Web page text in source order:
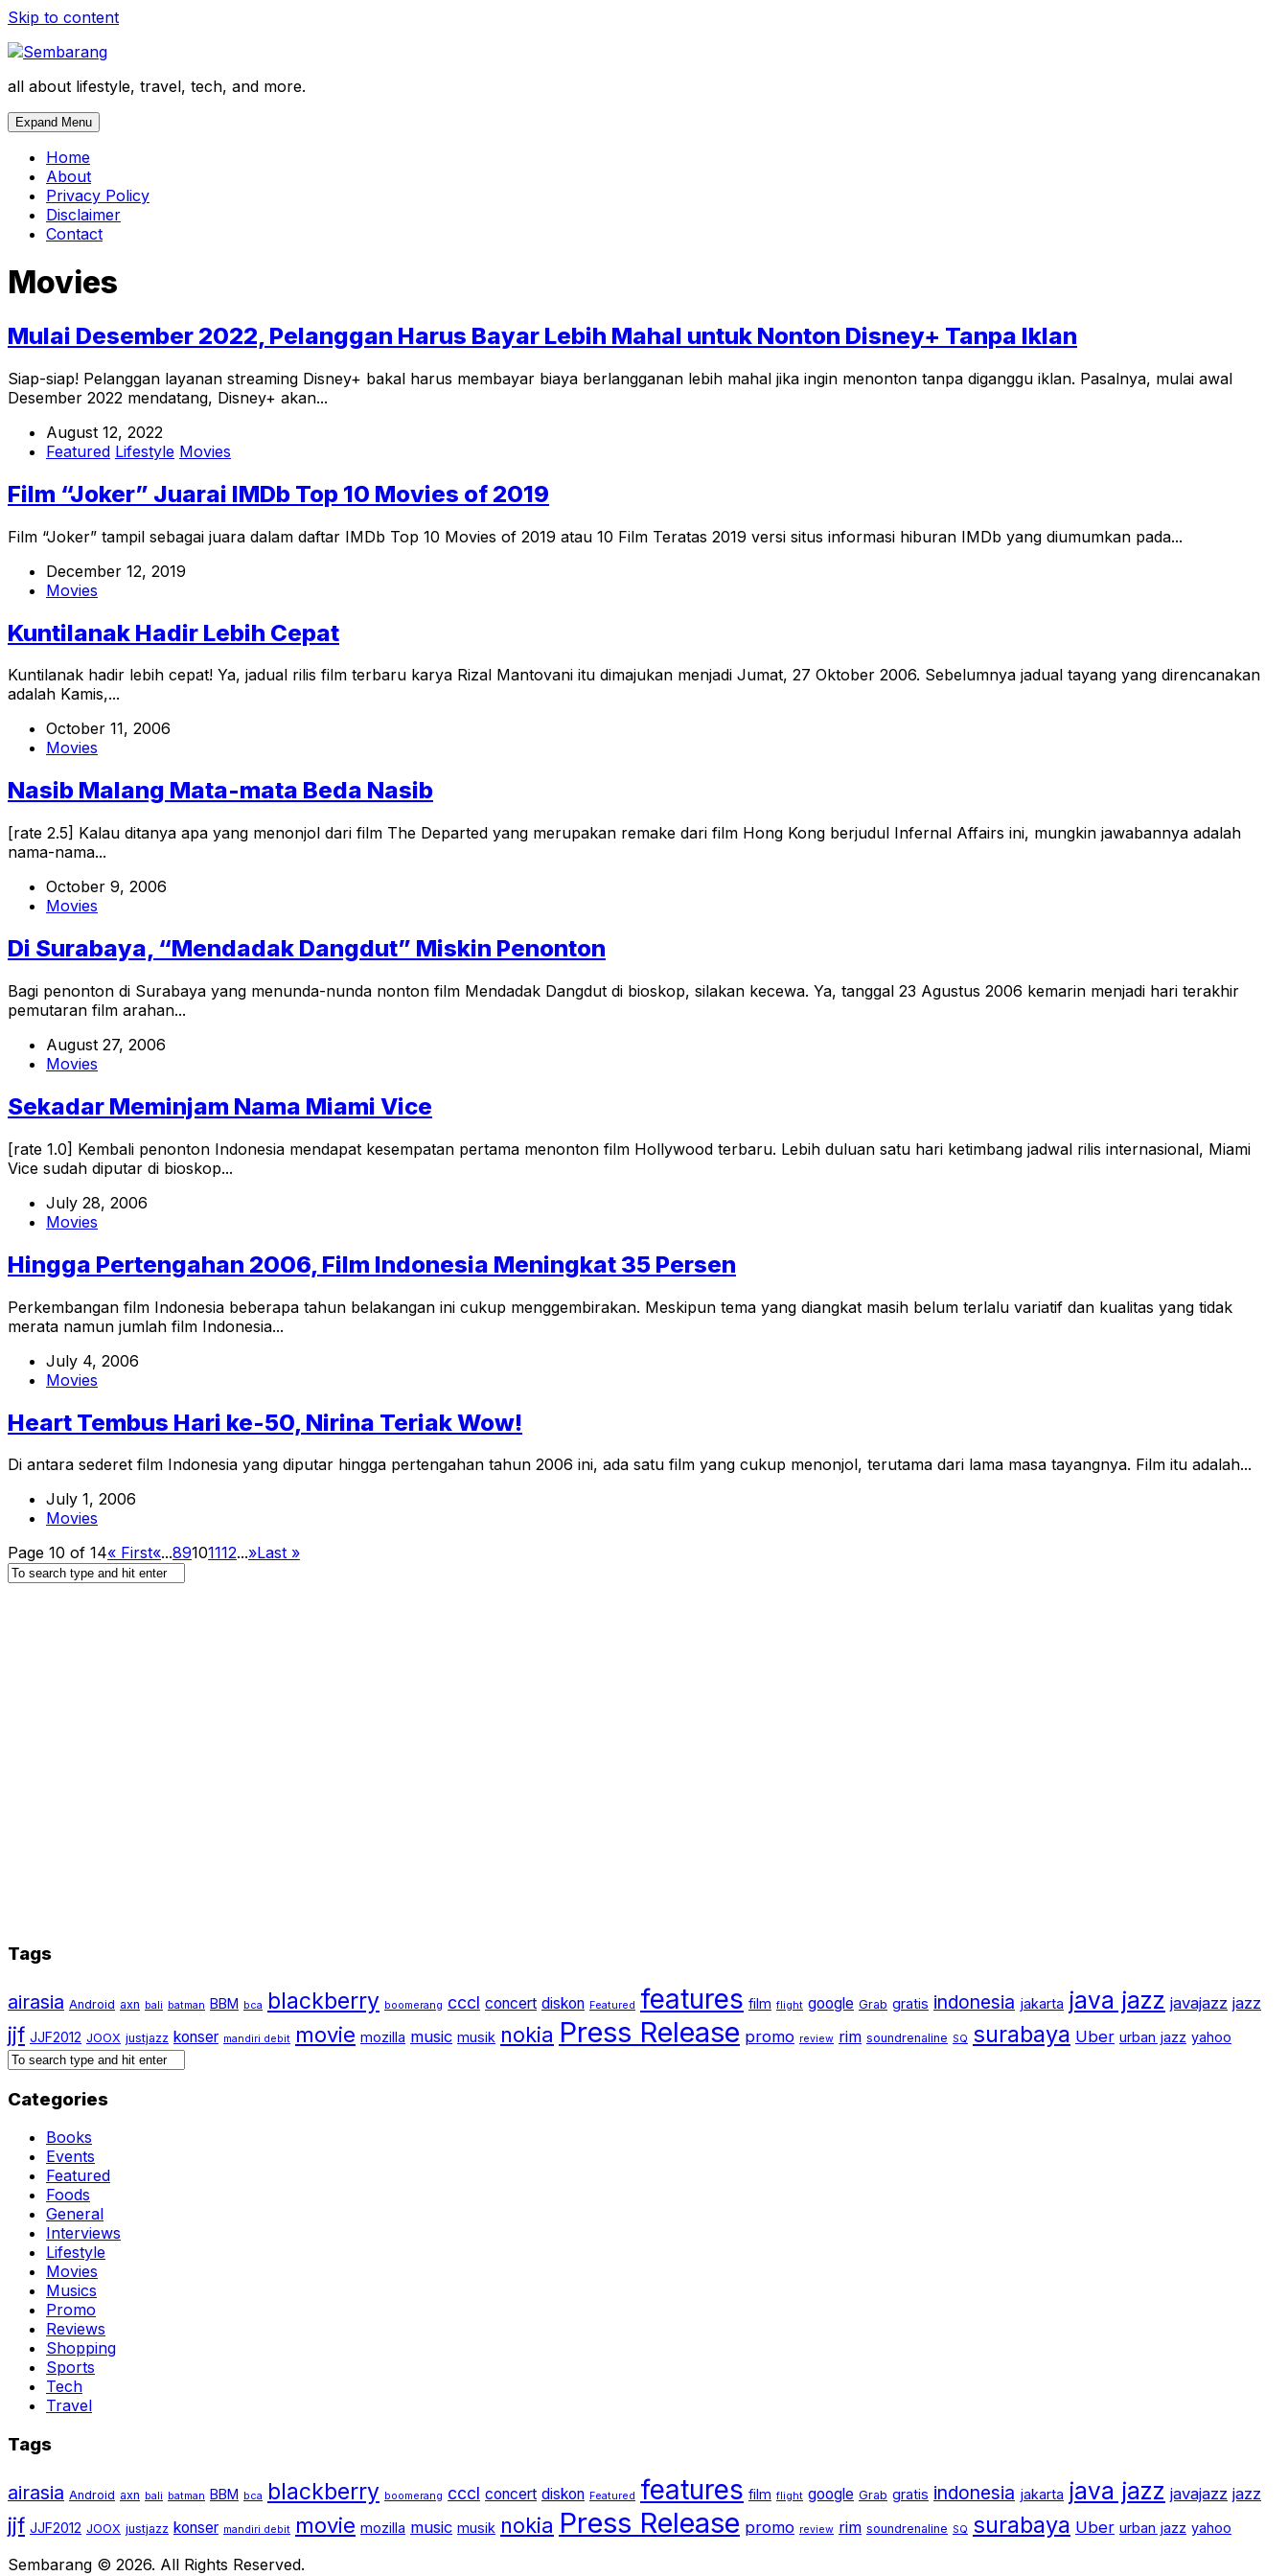
Skip to content
all about lifestyle, travel, tech, and more.
Expand Menu
Home
About
Privacy Policy
Disclaimer
Contact
Movies
Mulai Desember 2022, Pelanggan Harus Bayar Lebih Mahal untuk Nonton Disney+ Tanpa Iklan
Siap-siap! Pelanggan layanan streaming Disney+ bakal harus membayar biaya berlangganan lebih mahal jika ingin menonton tanpa diganggu iklan. Pasalnya, mulai awal
Desember 2022 mendatang, Disney+ akan...
August 12, 2022
Featured Lifestyle Movies
Film “Joker” Juarai IMDb Top 10 Movies of 2019
Film “Joker” tampil sebagai juara dalam daftar IMDb Top 10 Movies of 2019 atau 10 Film Teratas 2019 versi situs informasi hiburan IMDb yang diumumkan pada...
December 12, 2019
Movies
Kuntilanak Hadir Lebih Cepat
Kuntilanak hadir lebih cepat! Ya, jadual rilis film terbaru karya Rizal Mantovani itu dimajukan menjadi Jumat, 27 Oktober 2006. Sebelumnya jadual tayang yang direncanakan
adalah Kamis,...
October 11, 2006
Movies
Nasib Malang Mata-mata Beda Nasib
[rate 2.5] Kalau ditanya apa yang menonjol dari film The Departed yang merupakan remake dari film Hong Kong berjudul Infernal Affairs ini, mungkin jawabannya adalah
nama-nama...
October 9, 2006
Movies
Di Surabaya, “Mendadak Dangdut” Miskin Penonton
Bagi penonton di Surabaya yang menunda-nunda nonton film Mendadak Dangdut di bioskop, silakan kecewa. Ya, tanggal 23 Agustus 2006 kemarin menjadi hari terakhir
pemutaran film arahan...
August 27, 2006
Movies
Sekadar Meminjam Nama Miami Vice
[rate 1.0] Kembali penonton Indonesia mendapat kesempatan pertama menonton film Hollywood terbaru. Lebih duluan satu hari ketimbang jadwal rilis internasional, Miami
Vice sudah diputar di bioskop...
July 28, 2006
Movies
Hingga Pertengahan 2006, Film Indonesia Meningkat 35 Persen
Perkembangan film Indonesia beberapa tahun belakangan ini cukup menggembirakan. Meskipun tema yang diangkat masih belum terlalu variatif dan kualitas yang tidak
merata namun jumlah film Indonesia...
July 4, 2006
Movies
Heart Tembus Hari ke-50, Nirina Teriak Wow!
Di antara sederet film Indonesia yang diputar hingga pertengahan tahun 2006 ini, ada satu film yang cukup menonjol, terutama dari lama masa tayangnya. Film itu adalah...
July 1, 2006
Movies
Page 10 of 14« First«...89101112...»Last »
Tags
airasia Android axn bali batman BBM bca blackberry boomerang cccl concert diskon Featured features film flight google Grab gratis indonesia jakarta java jazz javajazz jazz
jjf JJF2012 JOOX justjazz konser mandiri debit movie mozilla music musik nokia Press Release promo review rim soundrenaline SQ surabaya Uber urban jazz yahoo
Categories
Books
Events
Featured
Foods
General
Interviews
Lifestyle
Movies
Musics
Promo
Reviews
Shopping
Sports
Tech
Travel
Tags
airasia Android axn bali batman BBM bca blackberry boomerang cccl concert diskon Featured features film flight google Grab gratis indonesia jakarta java jazz javajazz jazz
jjf JJF2012 JOOX justjazz konser mandiri debit movie mozilla music musik nokia Press Release promo review rim soundrenaline SQ surabaya Uber urban jazz yahoo
Sembarang © 2026. All Rights Reserved.